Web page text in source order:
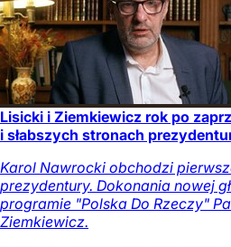
Lisicki i Ziemkiewicz rok po
i słabszych stronach
Karol Nawrocki obchodzi
prezydentury. Dokonania nowej
programie "Polska Do Rzeczy"
Ziemkiewicz.